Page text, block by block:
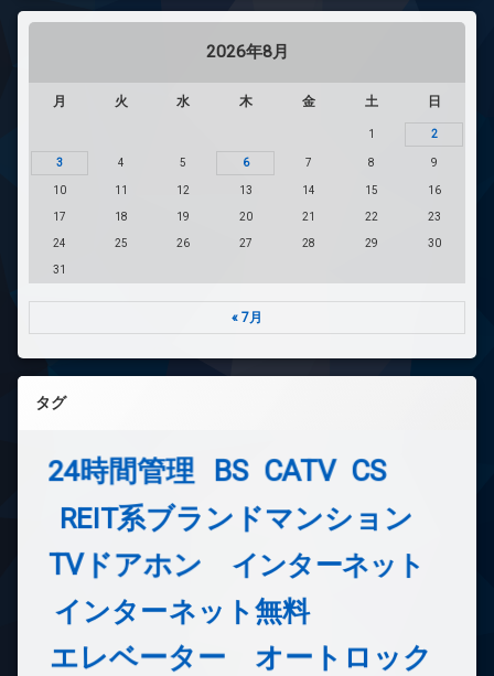
2026年8月
月 火 水 木 金 土 日
1 2
3 4 5 6 7 8 9
10 11 12 13 14 15 16
17 18 19 20 21 22 23
24 25 26 27 28 29 30
31
« 7月
タグ
24時間管理 BS CATV CS
REIT系ブランドマンション
TVドアホン インターネット
インターネット無料
エレベーター オートロック